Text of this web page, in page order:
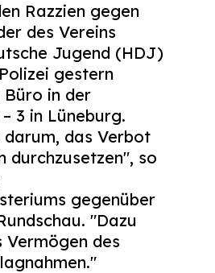
Razzien gegen
des Vereins
Jugend (HDJ)
gestern
Büro in der
3 in Lüneburg.
das Verbot
durchzusetzen", so
gegenüber
"Dazu
des